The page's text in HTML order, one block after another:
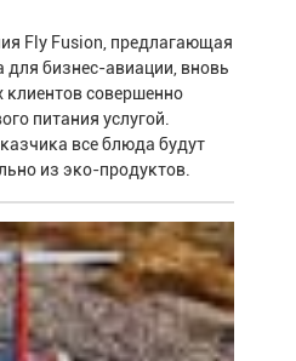
Fly Fusion, предлагающая
для бизнес-авиации, вновь
клиентов совершенно
питания услугой.
все блюда будут
из эко-продуктов.